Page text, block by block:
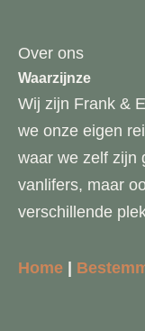
Over ons
Waarzijnze
Wij zijn Frank &
we onze eigen
waar we zelf zijn
vanlifers, maar
verschillende
Home |